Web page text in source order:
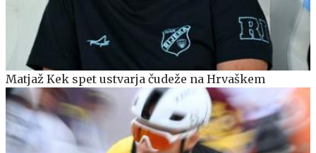
Matjaž Kek spet ustvarja čudeže na Hrvaškem